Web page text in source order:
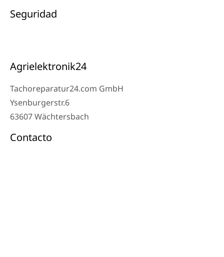
Seguridad
Agrielektronik24
Tachoreparatur24.com GmbH
Ysenburgerstr.6
63607 Wächtersbach
Contacto